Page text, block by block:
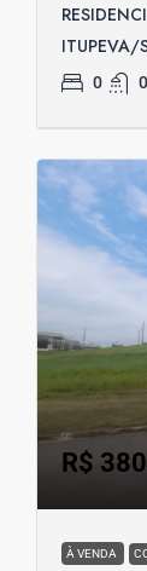
ITUPEVA/
0 0
R$
À VENDA